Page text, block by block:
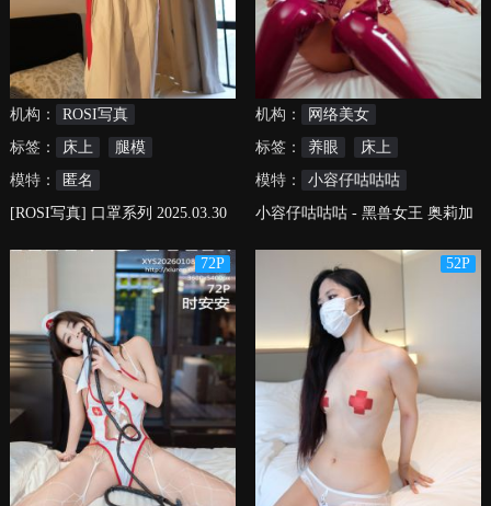
机构：
ROSI写真
标签：
床上
腿模
模特：
匿名
[ROSI写真] 口罩系列 2025.03.30
机构：
网络美女
标签：
养眼
床上
模特：
小容仔咕咕咕
小容仔咕咕咕 - 黑兽女王 奥莉加
72P 52P